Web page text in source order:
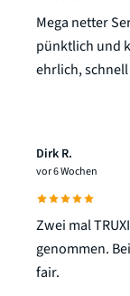
Mega netter
pünktlich und
ehrlich,
Dirk R.
vor 6 Wochen
Zwei mal
genommen.
fair.